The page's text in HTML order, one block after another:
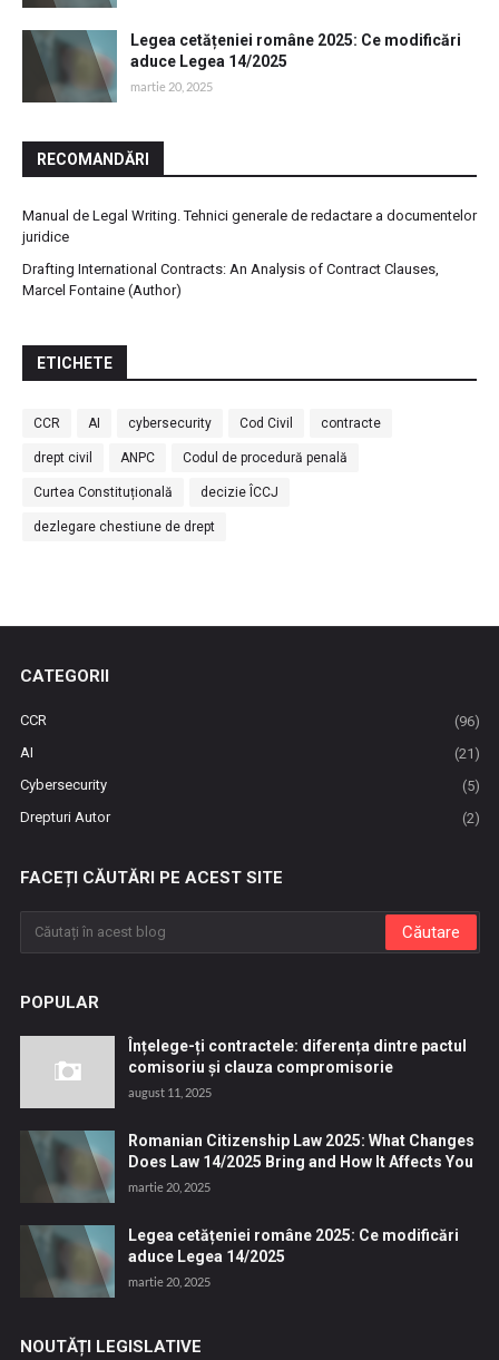
Legea cetățeniei române 2025: Ce modificări
aduce Legea 14/2025
martie 20, 2025
RECOMANDĂRI
Manual de Legal Writing. Tehnici generale de redactare a documentelor
juridice
Drafting International Contracts: An Analysis of Contract Clauses,
Marcel Fontaine (Author)
ETICHETE
CCR AI cybersecurity Cod Civil contracte
drept civil ANPC Codul de procedură penală
Curtea Constituțională decizie ÎCCJ
dezlegare chestiune de drept
CATEGORII
CCR
(96)
AI
(21)
Cybersecurity
(5)
Drepturi Autor
(2)
FACEȚI CĂUTĂRI PE ACEST SITE
POPULAR
Înțelege-ți contractele: diferența dintre pactul
comisoriu și clauza compromisorie
august 11, 2025
Romanian Citizenship Law 2025: What Changes
Does Law 14/2025 Bring and How It Affects You
martie 20, 2025
Legea cetățeniei române 2025: Ce modificări
aduce Legea 14/2025
martie 20, 2025
NOUTĂȚI LEGISLATIVE